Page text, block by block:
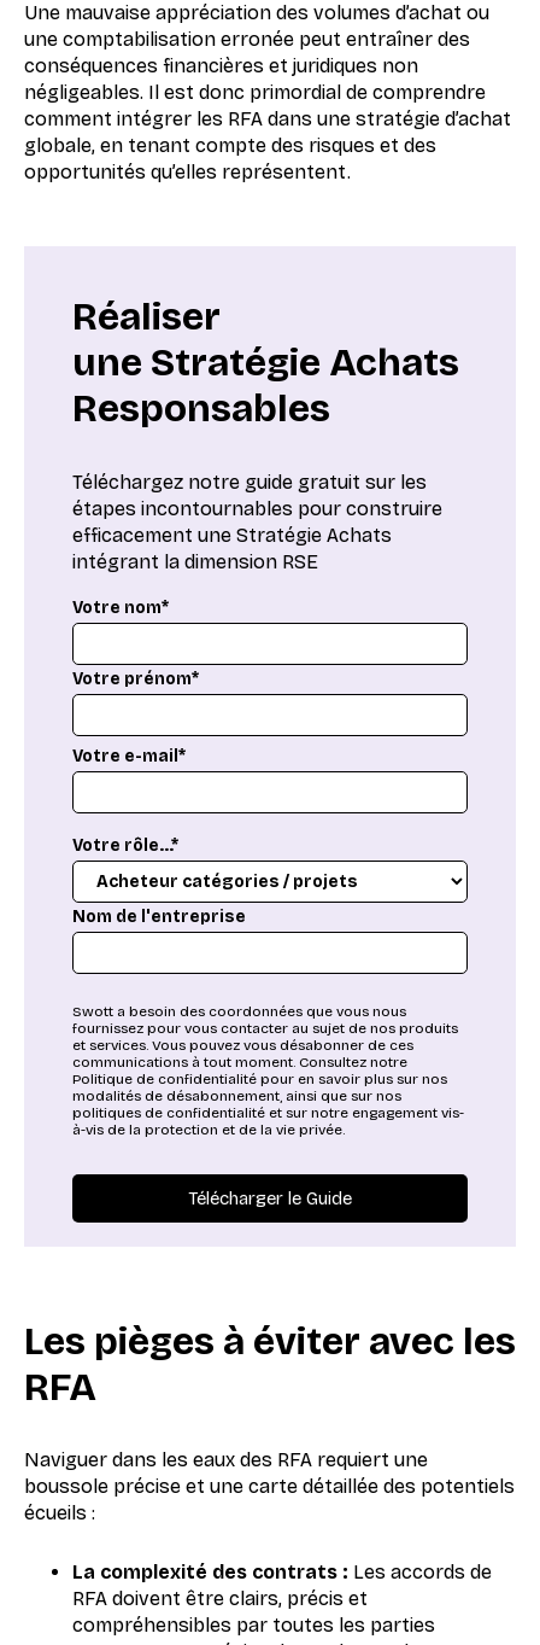
Une mauvaise appréciation des volumes d’achat ou
une comptabilisation erronée peut entraîner des
conséquences financières et juridiques non
négligeables. Il est donc primordial de comprendre
comment intégrer les RFA dans une stratégie d’achat
globale, en tenant compte des risques et des
opportunités qu’elles représentent.
Réaliser
une Stratégie Achats
Responsables
Téléchargez notre guide gratuit sur les
étapes incontournables pour construire
efficacement une Stratégie Achats
intégrant la dimension RSE
Votre nom*
Votre prénom*
Votre e-mail*
Votre rôle...*
Nom de l'entreprise
Swott a besoin des coordonnées que vous nous
fournissez pour vous contacter au sujet de nos produits
et services. Vous pouvez vous désabonner de ces
communications à tout moment. Consultez notre
Politique de confidentialité pour en savoir plus sur nos
modalités de désabonnement, ainsi que sur nos
politiques de confidentialité et sur notre engagement vis-
à-vis de la protection et de la vie privée.
Les pièges à éviter avec les
RFA
Naviguer dans les eaux des RFA requiert une
boussole précise et une carte détaillée des potentiels
écueils :
La complexité des contrats : Les accords de
RFA doivent être clairs, précis et
compréhensibles par toutes les parties